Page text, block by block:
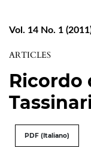
Vol. 14 No. 1
ARTICLES
Ricordo
PDF (Italiano)